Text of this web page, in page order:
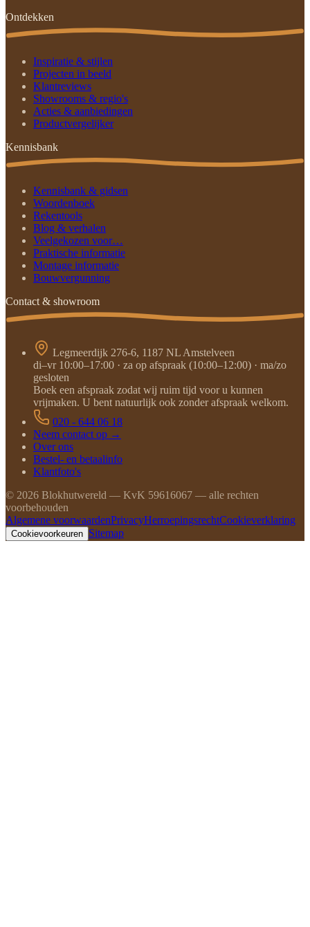
Ontdekken
Inspiratie & stijlen
Projecten in beeld
Klantreviews
Showrooms & regio's
Acties & aanbiedingen
Productvergelijker
Kennisbank
Kennisbank & gidsen
Woordenboek
Rekentools
Blog & verhalen
Veelgekozen voor…
Praktische informatie
Montage informatie
Bouwvergunning
Contact & showroom
Legmeerdijk 276-6, 1187 NL Amstelveen
di–vr 10:00–17:00 · za op afspraak (10:00–12:00) · ma/zo
gesloten
Boek een afspraak zodat wij ruim tijd voor u kunnen
vrijmaken. U bent natuurlijk ook zonder afspraak welkom.
020 - 644 06 18
Neem contact op →
Over ons
Bestel- en betaalinfo
Klantfoto's
© 2026 Blokhutwereld — KvK 59616067 — alle rechten
voorbehouden
Algemene voorwaardenPrivacyHerroepingsrechtCookieverklaring
Cookievoorkeuren Sitemap